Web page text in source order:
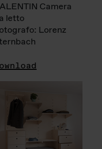
Camera
letto
Lorenz